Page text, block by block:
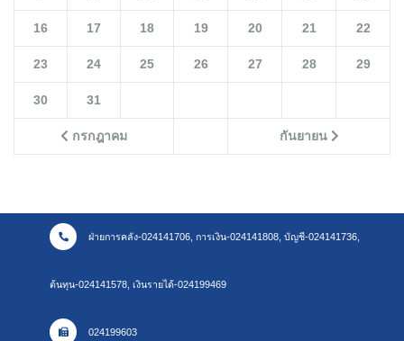
กรกฎาคม กันยายน
16 17 18 19 20 21 22
23 24 25 26 27 28 29
30 31
ฝ่ายการคลัง-024141706, การเงิน-024141808, บัญชี-024141736,
ต้นทุน-024141578, เงินรายได้-024199469
024199603